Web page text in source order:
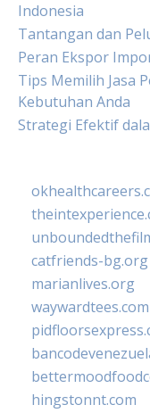
Indonesia
Tantangan dan
Peran Ekspor
Tips Memilih Jasa
Kebutuhan Anda
Strategi Efektif
catfriends-bg.org
marianlives.org
waywardtees.com
hingstonnt.com